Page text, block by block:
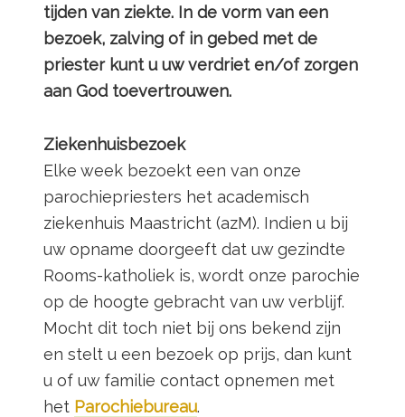
tijden van ziekte. In de vorm van een
bezoek, zalving of in gebed met de
priester kunt u uw verdriet en/of zorgen
aan God toevertrouwen.
Ziekenhuisbezoek
Elke week bezoekt een van onze
parochiepriesters het academisch
ziekenhuis Maastricht (azM). Indien u bij
uw opname doorgeeft dat uw gezindte
Rooms-katholiek is, wordt onze parochie
op de hoogte gebracht van uw verblijf.
Mocht dit toch niet bij ons bekend zijn
en stelt u een bezoek op prijs, dan kunt
u of uw familie contact opnemen met
het Parochiebureau.